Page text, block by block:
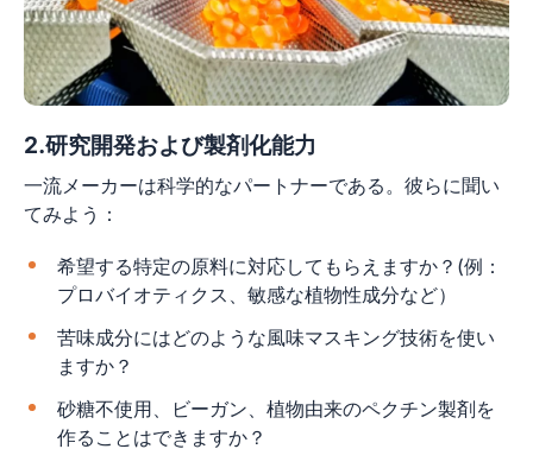
2.研究開発および製剤化能力
一流メーカーは科学的なパートナーである。彼らに聞い
てみよう：
希望する特定の原料に対応してもらえますか？(例：
プロバイオティクス、敏感な植物性成分など）
苦味成分にはどのような風味マスキング技術を使い
ますか？
砂糖不使用、ビーガン、植物由来のペクチン製剤を
作ることはできますか？